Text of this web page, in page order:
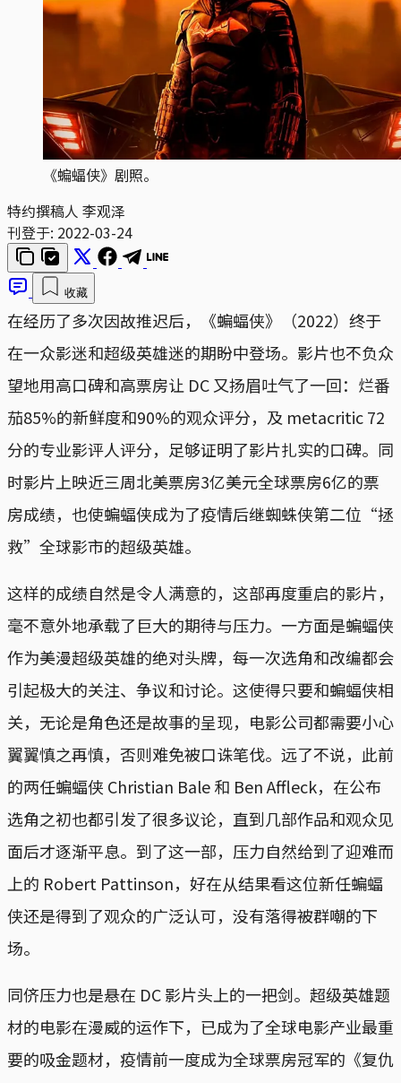
《蝙蝠侠》剧照。
特约撰稿人 李观泽
刊登于: 2022-03-24
收藏
在经历了多次因故推迟后，《蝙蝠侠》（2022）终于
在一众影迷和超级英雄迷的期盼中登场。影片也不负众
望地用高口碑和高票房让 DC 又扬眉吐气了一回：烂番
茄85%的新鲜度和90%的观众评分，及 metacritic 72
分的专业影评人评分，足够证明了影片扎实的口碑。同
时影片上映近三周北美票房3亿美元全球票房6亿的票
房成绩，也使蝙蝠侠成为了疫情后继蜘蛛侠第二位“拯
救”全球影市的超级英雄。
这样的成绩自然是令人满意的，这部再度重启的影片，
毫不意外地承载了巨大的期待与压力。一方面是蝙蝠侠
作为美漫超级英雄的绝对头牌，每一次选角和改编都会
引起极大的关注、争议和讨论。这使得只要和蝙蝠侠相
关，无论是角色还是故事的呈现，电影公司都需要小心
翼翼慎之再慎，否则难免被口诛笔伐。远了不说，此前
的两任蝙蝠侠 Christian Bale 和 Ben Affleck，在公布
选角之初也都引发了很多议论，直到几部作品和观众见
面后才逐渐平息。到了这一部，压力自然给到了迎难而
上的 Robert Pattinson，好在从结果看这位新任蝙蝠
侠还是得到了观众的广泛认可，没有落得被群嘲的下
场。
同侪压力也是悬在 DC 影片头上的一把剑。超级英雄题
材的电影在漫威的运作下，已成为了全球电影产业最重
要的吸金题材，疫情前一度成为全球票房冠军的《复仇